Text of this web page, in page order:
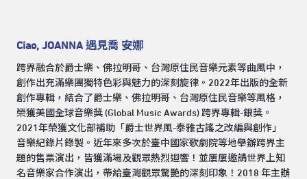
Ciao, JOANNA 遇見喬 安娜
跨界融合於爵士樂、佛拉明哥、台灣原住民音樂元素等曲風中，
創作出充滿樂團獨特色彩與魅力的深刻旋律。2022年出版的全新
創作專輯，結合了爵士樂、佛拉明哥、台灣原住民音樂等風格，
榮獲美國全球音樂獎 (Global Music Awards) 跨界專輯-銀獎。
2021年榮獲文化部補助「爵士世界風-泰雅古謠之改編與創作」
音樂紀錄片錄製。近年來多次於臺中國家歌劇院等地舉辦跨界主
題的售票演出，皆獲滿場及觀眾熱烈迴響！並屢屢邀請世界上知
名音樂家合作演出，帶給臺灣觀眾驚艷的深刻印象！2018 年主辦